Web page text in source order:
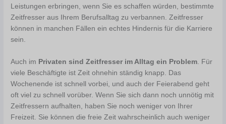
Leistungen erbringen, wenn Sie es schaffen würden, bestimmte
Zeitfresser aus Ihrem Berufsalltag zu verbannen. Zeitfresser
können in manchen Fällen ein echtes Hindernis für die Karriere
sein.
Auch im Privaten sind Zeitfresser im Alltag ein Problem. Für
viele Beschäftigte ist Zeit ohnehin ständig knapp. Das
Wochenende ist schnell vorbei, und auch der Feierabend geht
oft viel zu schnell vorüber. Wenn Sie sich dann noch unnötig mit
Zeitfressern aufhalten, haben Sie noch weniger von Ihrer
Freizeit. Sie können die freie Zeit wahrscheinlich auch weniger